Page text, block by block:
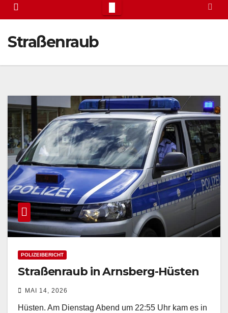
Straßenraub
POLIZEIBERICHT
Straßenraub in Arnsberg-Hüsten
MAI 14, 2026
Hüsten. Am Dienstag Abend um 22:55 Uhr kam es in